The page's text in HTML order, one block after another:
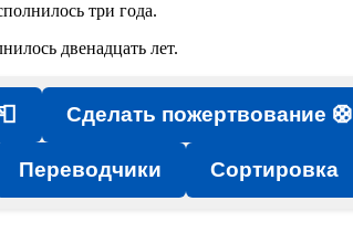
три года.
двенадцать лет.
Сделать пожертвование 🛟
Переводчики Сортировка